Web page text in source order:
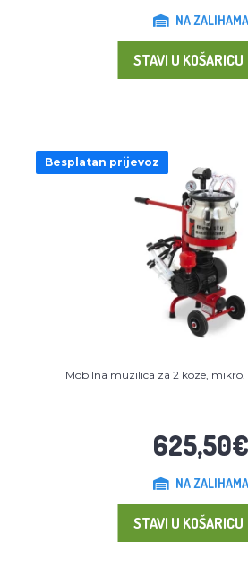
NA ZALIHAMA
STAVI U KOŠARICU
Besplatan prijevoz
Mobilna muzilica za 2 koze, mikro.
625,50€
NA ZALIHAMA
STAVI U KOŠARICU